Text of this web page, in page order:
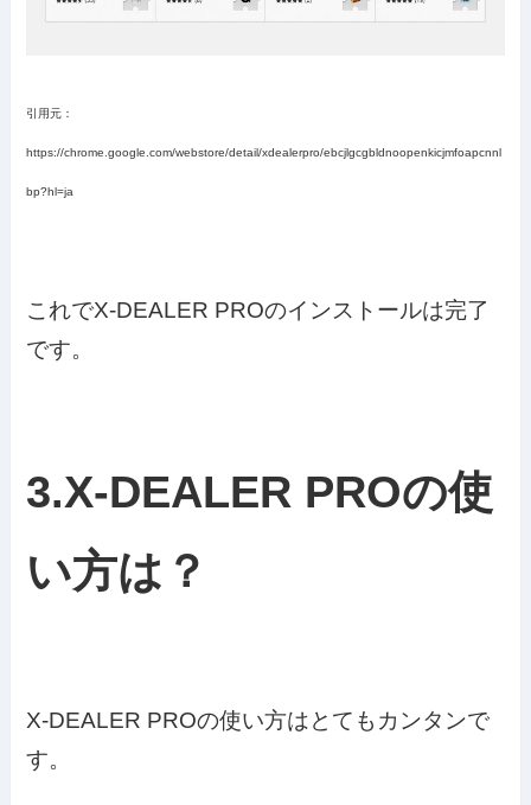
引用元：
https://chrome.google.com/webstore/detail/xdealerpro/ebcjlgcgbldnoopenkicjmfoapcnnl
bp?hl=ja
これでX-DEALER PROのインストールは完了
です。
3.X-DEALER PROの使
い方は？
X-DEALER PROの使い方はとてもカンタンで
す。